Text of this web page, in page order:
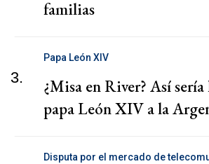
familias
3.
Papa León XIV
¿Misa en River? Así
papa León XIV a la
Disputa por el mercado de